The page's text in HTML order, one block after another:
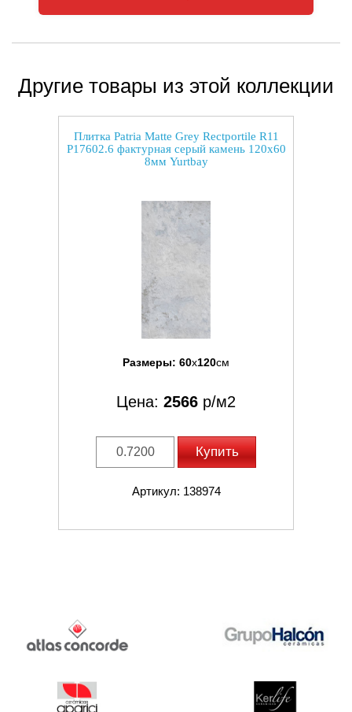
Другие товары из этой коллекции
Плитка Patria Matte Grey Rectportile R11
P17602.6 фактурная серый камень 120x60
8мм Yurtbay
Размеры: 60x120см
Цена: 2566 р/м2
Купить
Артикул: 138974